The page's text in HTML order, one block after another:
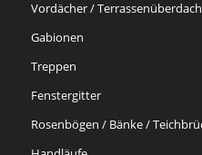
Vordächer /
Gabionen
Treppen
Fenstergitter
Rosenbögen / Bänke /